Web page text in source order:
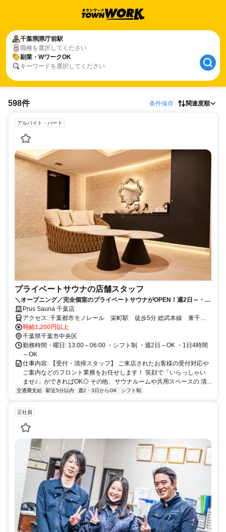
千葉県県庁前駅
職種を選択してください
副業・WワークOK
キーワードを選択してください
598件 条件保存 関連度順
アルバイト・パート
プライベートサウナの店舗スタッフ
＼オープニング／完全個室のプライベートサウナがOPEN！週2日～・1
日4時間～OK・おしゃれ自由★社員登用もあるので安定して働けます！
Prus Sauna 千葉店
アクセス: 千葉都市モノレール 栄町駅 徒歩5分 総武本線 東千葉
駅 徒歩6分 中央・総武各駅停車 千葉駅 徒歩9分
時給1,200円以上
千葉県千葉市中央区
勤務時間・曜日: 13:00～06:00 ・シフト制 ・週2日～OK ・1日4時間
～OK
仕事内容: 【受付・清掃スタッフ】 ご来店されたお客様の受付対応や
ご案内などのフロント業務をお任せします！ 笑顔で「いらっしゃい
ませ♪」ができればOK◎ その他、サウナルームや共用スペースの 清...
交通費支給 駅近5分以内 週2・3日からOK シフト制
正社員